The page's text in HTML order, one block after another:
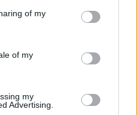
of my
of my
my
Advertising.
για ξεκούραση στην